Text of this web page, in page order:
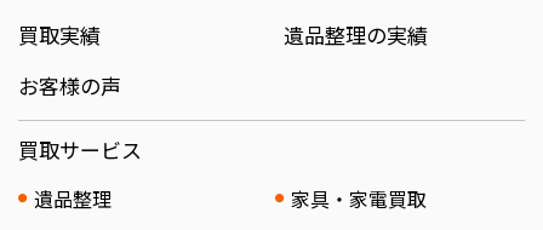
買取実績
遺品整理の実績
お客様の声
買取サービス
遺品整理
家具・家電買取